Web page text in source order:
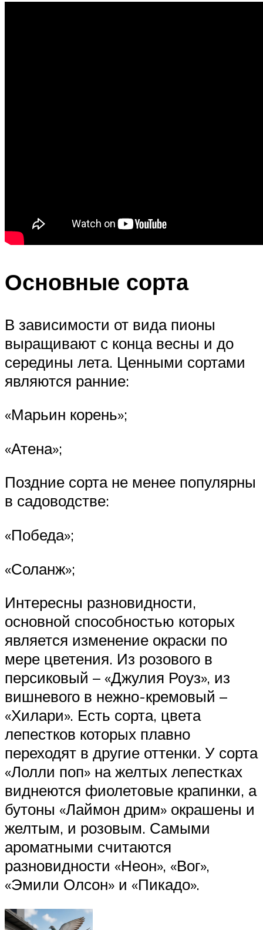
Основные сорта
В зависимости от вида пионы
выращивают с конца весны и до
середины лета. Ценными сортами
являются ранние:
«Марьин корень»;
«Атена»;
Поздние сорта не менее популярны
в садоводстве:
«Победа»;
«Соланж»;
Интересны разновидности,
основной способностью которых
является изменение окраски по
мере цветения. Из розового в
персиковый – «Джулия Роуз», из
вишневого в нежно-кремовый –
«Хилари». Есть сорта, цвета
лепестков которых плавно
переходят в другие оттенки. У сорта
«Лолли поп» на желтых лепестках
виднеются фиолетовые крапинки, а
бутоны «Лаймон дрим» окрашены и
желтым, и розовым. Самыми
ароматными считаются
разновидности «Неон», «Вог»,
«Эмили Олсон» и «Пикадо».